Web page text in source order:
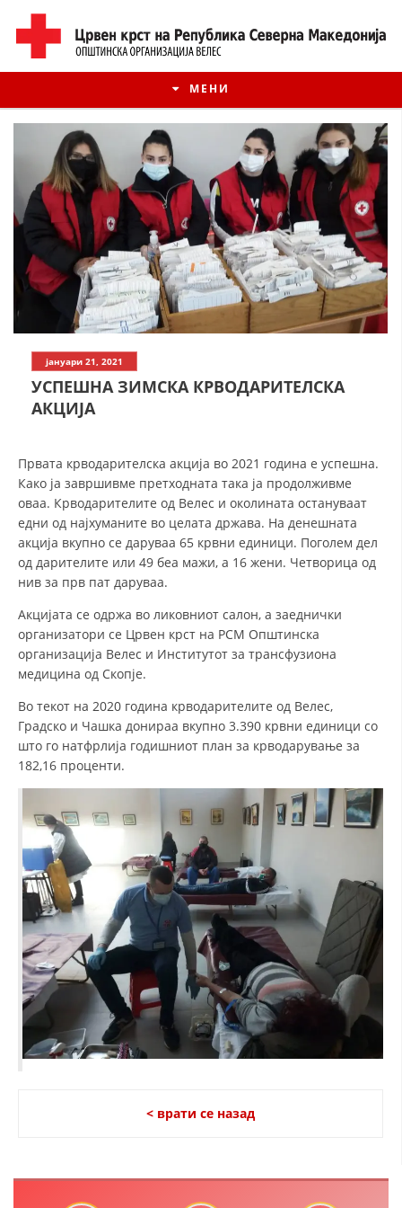
МЕНИ
ИСТОРИЈАТ НА ЦКРМ
ИСТОРИЈАТ НА ДВИЖЕЊЕТО
ЧЛЕНСТВО ВО ПРОФЕСИОНАЛНИ ТЕЛА
ЗАКОН ЗА ЦКРМ
СТАТУТ НА ЦКРМ
РАКОВОДЕН ОДБОР
СТРУКТУРА И ОРГАНИЗАЦИОНА ПОСТАВЕНОСТ
ДИСЕМИНАЦИЈА
MЕЃУНАРОДНО ХУМАНИТАРНО ПРАВО
ПРОМОЦИЈА НА ХУМАНИ ВРЕДНОСТИ
УПОТРЕБА И ЗАШТИТА НА АМБЛЕМОТ
СОЦИЈАЛНО ХУМАНИТАРНА ДЕЈНОСТ
КАКО ДА ДОНИРАТЕ
ПОДГОТВЕНОСТ И ДЕЈСТВО ПРИ КАТАСТРОФИ
ИСТРАЖУВАЊЕ НА ЈАВНО МИСЛЕЊЕ
јануари 21, 2021
УСПЕШНА ЗИМСКА КРВОДАРИТЕЛСКА
АКЦИЈА
Првата крводарителска акција во 2021 година е успешна.
Како ја завршивме претходната така ја продолживме
оваа. Крводарителите од Велес и околината остануваат
едни од најхуманите во целата држава. На денешната
акција вкупно се даруваа 65 крвни единици. Поголем дел
од дарителите или 49 беа мажи, а 16 жени. Четворица од
нив за прв пат даруваа.
Акцијата се одржа во ликовниот салон, а заеднички
организатори се Црвен крст на РСМ Општинска
организација Велес и Институтот за трансфузиона
медицина од Скопје.
Во текот на 2020 година крводарителите од Велес,
Градско и Чашка донираа вкупно 3.390 крвни единици со
што го натфрлија годишниот план за крводарување за
182,16 проценти.
< врати се назад